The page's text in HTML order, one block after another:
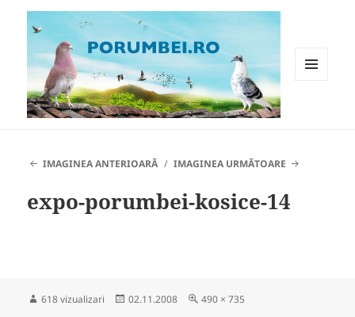
IMAGINEA ANTERIOARĂ IMAGINEA URMĂTOARE
expo-porumbei-kosice-14
618 vizualizari
Publicat
02.11.2008
Dimensiune
490 × 735